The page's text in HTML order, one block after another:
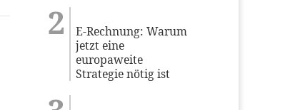
E-Rechnung: Warum
jetzt eine
europaweite
Strategie nötig ist